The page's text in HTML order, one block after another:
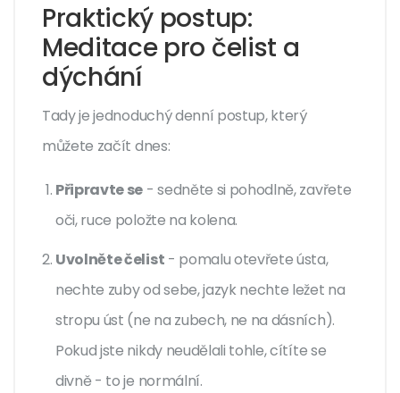
Praktický postup:
Meditace pro čelist a
dýchání
Tady je jednoduchý denní postup, který
můžete začít dnes:
Připravte se - sedněte si pohodlně, zavřete
oči, ruce položte na kolena.
Uvolněte čelist - pomalu otevřete ústa,
nechte zuby od sebe, jazyk nechte ležet na
stropu úst (ne na zubech, ne na dásních).
Pokud jste nikdy neudělali tohle, cítíte se
divně - to je normální.